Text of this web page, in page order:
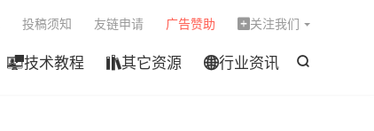

技术教程 其它资源 行业资讯
投稿须知 友链申请 广告赞助  关注我们